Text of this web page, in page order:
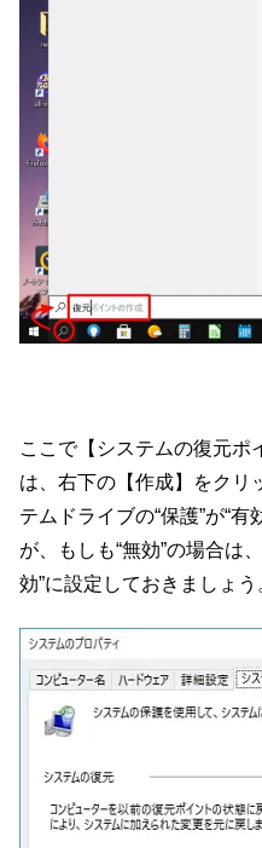
ここで【システムの復元ポ
は、右下の【作成】をクリ
テムドライブの“保護”が“
が、もしも“無効”の場合は
効”に設定しておきましょう